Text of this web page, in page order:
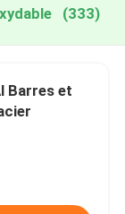
(333)
Barres et